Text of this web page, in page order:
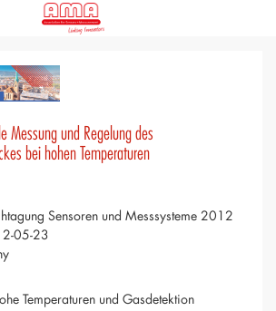
Messung und Regelung des
bei hohen Temperaturen
Sensoren und Messsysteme 2012
05-23
Temperaturen und Gasdetektion